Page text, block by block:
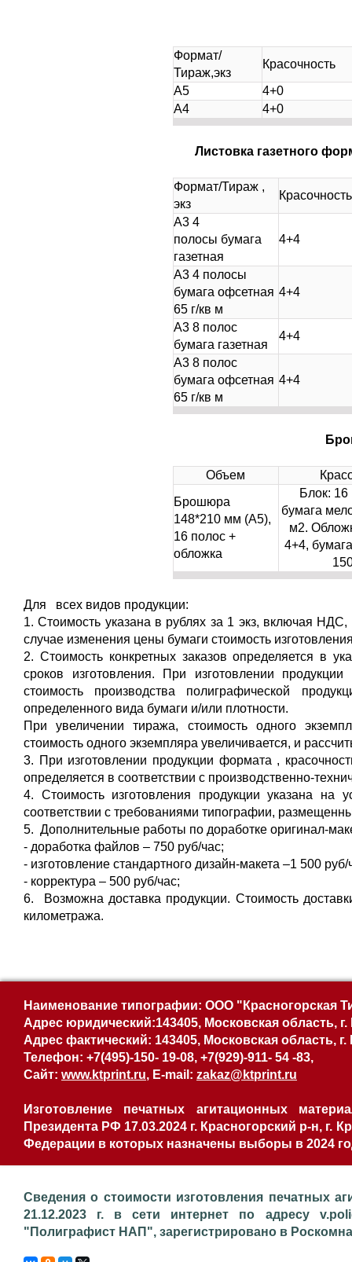
Формат/
Тираж,экз
Красочность
А5
4+0
А4
4+0
Листовка газетного
Формат/Тираж ,
экз
Красочность
А3 4
полосы бумага
газетная
4+4
А3 4 полосы
бумага офсетная
65 г/кв м
4+4
А3 8 полос
бумага газетная
4+4
А3 8 полос
бумага офсетная
65 г/кв м
4+4
Объем
Брошюра
148*210 мм (А5),
16 полос +
обложка
Блок: 16
бумага
м2.
4+4,
Для всех видов продукции:
1. Стоимость указана в рублях за 1 экз, включая
случае изменения цены бумаги стоимость
2. Стоимость конкретных заказов определяется в
сроков изготовления. При изготовлении
стоимость производства полиграфической
определенного вида бумаги и/или плотности.
При увеличении тиража, стоимость одного
стоимость одного экземпляра увеличивается, и
3. При изготовлении продукции формата ,
определяется в соответствии с производственно-
4. Стоимость изготовления продукции указана на
соответствии с требованиями типографии,
5. Дополнительные работы по доработке оригинал-
- доработка файлов – 750 руб/час;
- изготовление стандартного дизайн-макета –1 500 руб/
- корректура – 500 руб/час;
6. Возможна доставка продукции. Стоимость
километража.
Наименование типографии: ООО "Красногорская
Адрес юридический:143405, Московская область,
Адрес фактический: 143405, Московская область,
Телефон: +7(495)-150- 19-08, +7(929)-911- 54 -83,
Сайт: www.ktprint.ru, E-mail: zakaz@ktprint.ru
Изготовление печатных агитационных
Президента РФ 17.03.2024 г. Красногорский р-н, г.
Федерации в которых назначены выборы в 2024
Сведения о стоимости изготовления печатных
21.12.2023 г. в сети интернет по адресу
"Полиграфист НАП", зарегистрировано в